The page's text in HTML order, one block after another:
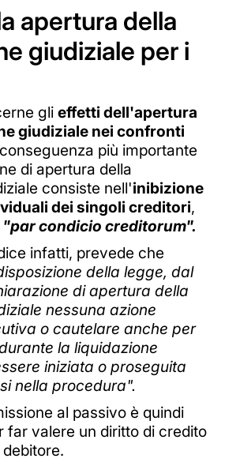
apertura della
giudiziale per i
gli effetti dell'apertura
giudiziale nei confronti
più importante
di apertura della
consiste nell'inibizione
dei singoli creditori,
"par condicio creditorum".
infatti, prevede che
della legge, dal
di apertura della
nessuna azione
o cautelare anche per
la liquidazione
iniziata o proseguita
nella procedura".
al passivo è quindi
far valere un diritto di credito